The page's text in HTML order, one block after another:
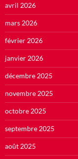
avril 2026
mars 2026
février 2026
janvier 2026
décembre 2025
novembre 2025
octobre 2025
septembre 2025
août 2025